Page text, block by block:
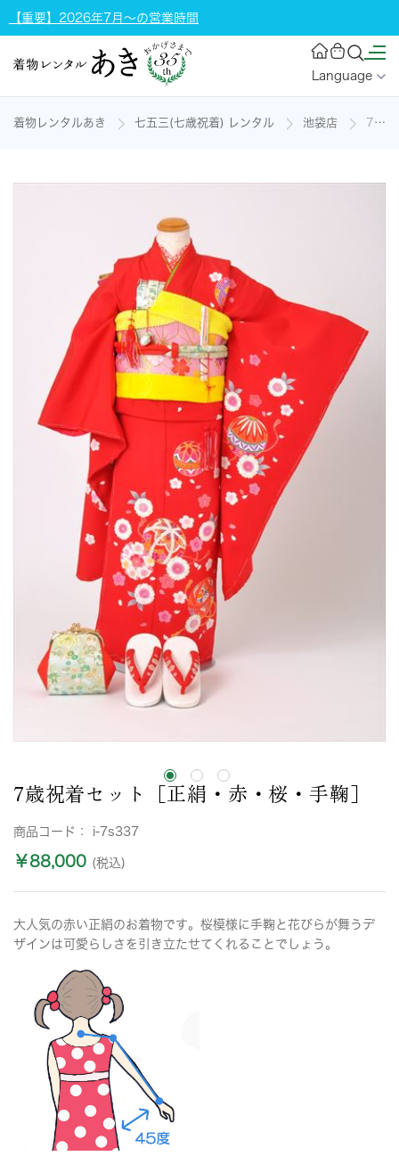
【重要】2026年7月～の営業時間
Language
着物レンタルあき 七五三(七歳祝着) レンタル 池袋店 7歳祝着セット［正絹・赤・桜・手鞠］の着物レンタル
7歳祝着セット［正絹・赤・桜・手鞠］
商品コード： i-7s337
￥88,000 (税込)
大人気の赤い正絹のお着物です。桜模様に手鞠と花びらが舞うデ
ザインは可愛らしさを引き立たせてくれることでしょう。